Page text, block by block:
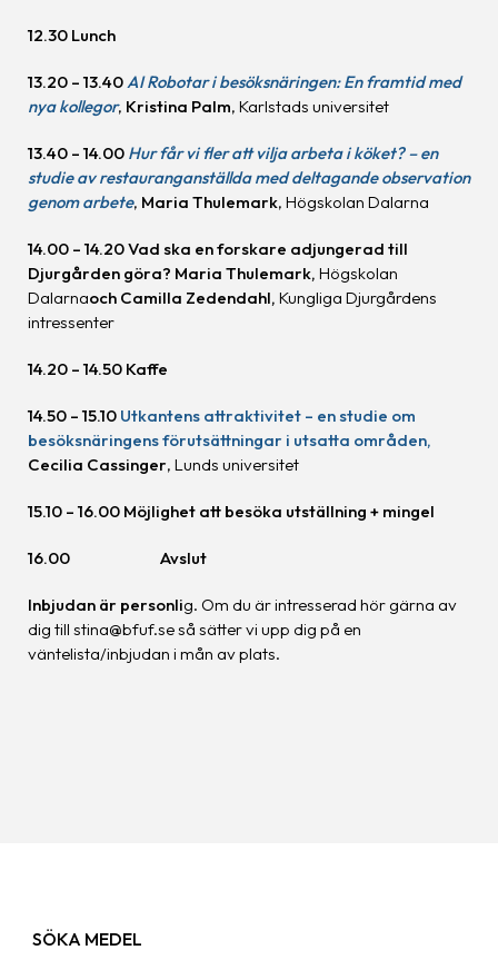
12.30 Lunch
13.20 – 13.40 AI Robotar i besöksnäringen: En framtid med
nya kollegor, Kristina Palm, Karlstads universitet
13.40 – 14.00 Hur får vi fler att vilja arbeta i köket? – en
studie av restauranganställda med deltagande observation
genom arbete, Maria Thulemark, Högskolan Dalarna
14.00 – 14.20 Vad ska en forskare adjungerad till
Djurgården göra? Maria Thulemark, Högskolan
Dalarnaoch Camilla Zedendahl, Kungliga Djurgårdens
intressenter
14.20 – 14.50 Kaffe
14.50 – 15.10 Utkantens attraktivitet – en studie om
besöksnäringens förutsättningar i utsatta områden,
Cecilia Cassinger, Lunds universitet
15.10 – 16.00 Möjlighet att besöka utställning + mingel
16.00 Avslut
Inbjudan är personlig. Om du är intresserad hör gärna av
dig till stina@bfuf.se så sätter vi upp dig på en
väntelista/inbjudan i mån av plats.
SÖKA MEDEL